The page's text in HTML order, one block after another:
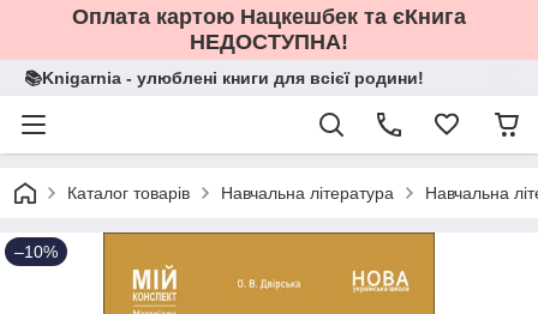
Оплата картою Нацкешбек та єКнига
НЕДОСТУПНА!
📚Knigarnia - улюблені книги для всієї родини!
Каталог товарів Навчальна література Навчальна
–10%